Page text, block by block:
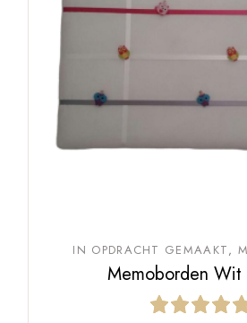
IN OPDRACHT GEMAAKT
Memoborden Wit